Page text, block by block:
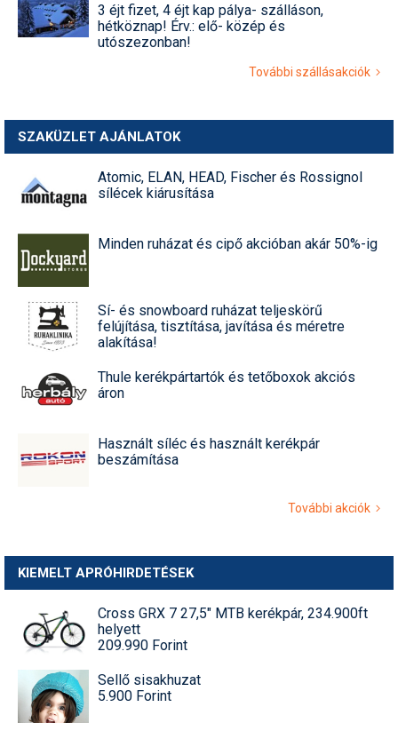
3 éjt fizet, 4 éjt kap pálya- szálláson,
hétköznap! Érv.: elő- közép és
utószezonban!
További szállásakciók
SZAKÜZLET AJÁNLATOK
Atomic, ELAN, HEAD, Fischer és Rossignol
sílécek kiárusítása
Minden ruházat és cipő akcióban akár 50%-ig
Sí- és snowboard ruházat teljeskörű
felújítása, tisztítása, javítása és méretre
alakítása!
Thule kerékpártartók és tetőboxok akciós
áron
Használt síléc és használt kerékpár
beszámítása
További akciók
KIEMELT APRÓHIRDETÉSEK
Cross GRX 7 27,5" MTB kerékpár, 234.900ft
helyett
209.990 Forint
Sellő sisakhuzat
5.900 Forint